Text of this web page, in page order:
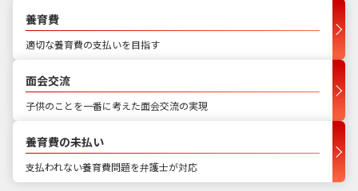
養育費
適切な養育費の支払いを目指す
面会交流
子供のことを一番に考えた面会交流の実現
養育費の未払い
支払われない養育費問題を弁護士が対応